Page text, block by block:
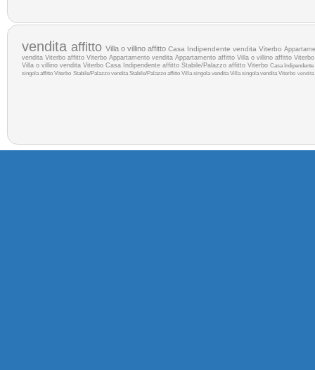
vendita affitto Villa o villino affitto Casa Indipendente vendita Viterbo
vendita Viterbo affitto Viterbo Appartamento vendita Appartamento affitto Villa o villino affitto Viterbo
Villa o villino vendita Viterbo Casa Indipendente affitto Stabile/Palazzo affitto Viterbo Casa
singola affitto Viterbo Stabile/Palazzo venditaStabile/Palazzo affitto Villa singola venditaVilla singola vendita Viterbo vendita